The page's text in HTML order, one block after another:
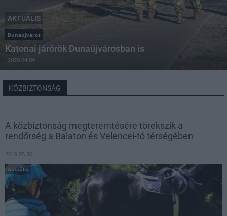
AKTUÁLIS
Dunaújváros
Katonai járőrök Dunaújvárosban is
2020.04.09
KÖZBIZTONSÁG
A közbiztonság megteremtésére törekszik a
rendőrség a Balaton és Velencei-tó térségében
2019.05.30
Aktuális